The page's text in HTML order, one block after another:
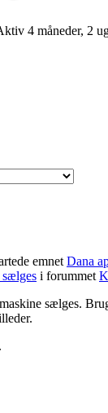
4 måneder, 2
emnet Dana
sælges i forummet
sælges.